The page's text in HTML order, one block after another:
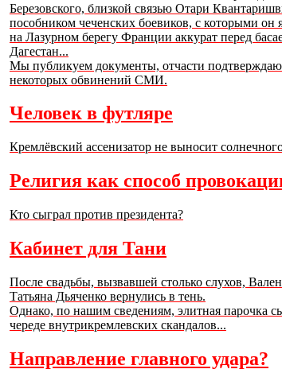
Березовского, близкой связью Отари
пособником чеченских боевиков, с которыми он
на Лазурном берегу Франции аккурат перед
Дагестан...
Мы публикуем документы, отчасти
некоторых обвинений СМИ.
Человек в футляре
Кремлёвский ассенизатор не выносит
Религия как способ
Кто сыграл против президента?
Кабинет для Тани
После свадьбы, вызвавшей столько слухов,
Татьяна Дьяченко вернулись в тень.
Однако, по нашим сведениям, элитная парочка
череде внутрикремлевских скандалов...
Направление главного удара?